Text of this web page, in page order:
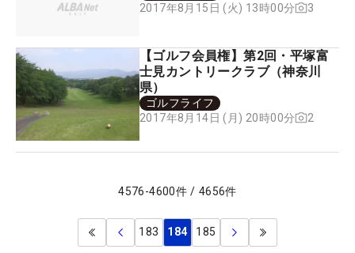
2017年8月15日 (火) 13時00分
3
【ゴルフ会員権】第2回・平塚富
士見カントリークラブ（神奈川
県）
ゴルフライフ
2017年8月14日 (月) 20時00分
2
4576-4600件 / 4656件
183 184 185